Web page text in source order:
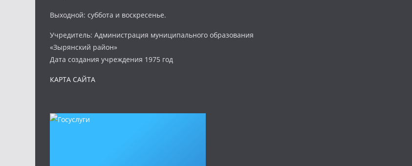
Выходной: суббота и воскресенье.
Учредитель: Администрация муниципального образования
«Зырянский район»
Дата создания учреждения 1975 год
КАРТА САЙТА